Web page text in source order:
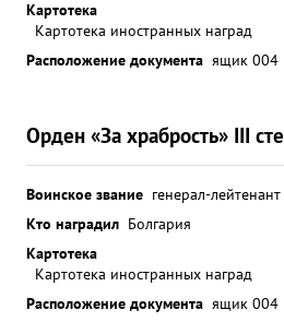
Картотека
Картотека иностранных наград
Расположение документа ящик 004
Орден «За храбрость» III
Воинское звание генерал-лейтенант
Кто наградил Болгария
Картотека
Картотека иностранных наград
Расположение документа ящик 004